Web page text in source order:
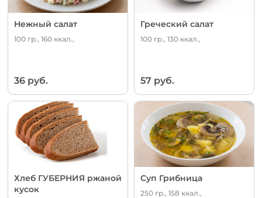
Нежный салат
100 гр., 160 ккал.,
36 руб.
Греческий салат
100 гр., 130 ккал.,
57 руб.
Хлеб ГУБЕРНИЯ ржаной
кусок
Суп Грибница
250 гр., 158 ккал.,